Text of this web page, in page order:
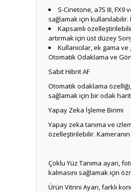
S-Cinetone, a7S III,
sağlamak için kullanılabilir.
Kapsamlı
artırmak için üst düzey
Kullanıcılar, ek gama
Otomatik Odaklama ve
Sabit Hibrit AF
Otomatik odaklama
sağlamak için bir odak
Yapay Zeka İşleme Birimi
Yapay zeka tanıma ve
özelleştirilebilir.
Çoklu Yüz Tanıma ayarı,
kalmasını sağlamak için
Ürün Vitrini Ayarı, farklı